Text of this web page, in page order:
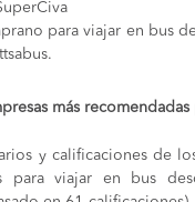
para viajar en bus
más
y calificaciones de
para viajar en bus